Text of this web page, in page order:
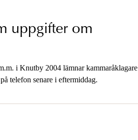
uppgifter om
i Knutby 2004 lämnar kammaråklagare
telefon senare i eftermiddag.